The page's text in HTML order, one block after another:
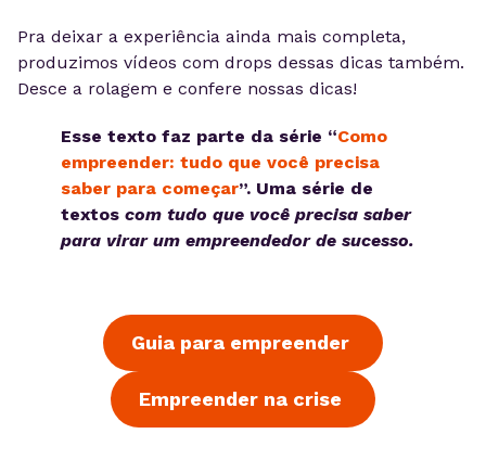
Pra deixar a experiência ainda mais completa,
produzimos vídeos com drops dessas dicas também.
Desce a rolagem e confere nossas dicas!
Esse texto faz parte da série “Como
empreender: tudo que você precisa
saber para começar”. Uma série de
textos com tudo que você precisa saber
para virar um empreendedor de sucesso.
Guia para empreender
Empreender na crise